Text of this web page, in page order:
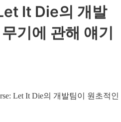
It Die의 개발
기에 관해 얘기